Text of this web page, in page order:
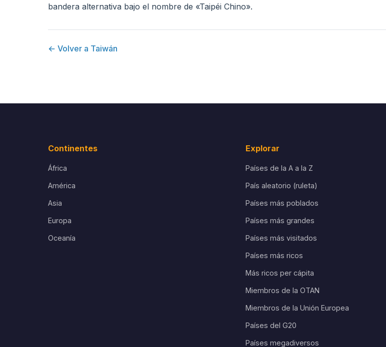
bandera alternativa bajo el nombre de «Taipéi Chino».
← Volver a Taiwán
Continentes
África
América
Asia
Europa
Oceanía
Explorar
Países de la A a la Z
País aleatorio (ruleta)
Países más poblados
Países más grandes
Países más visitados
Países más ricos
Más ricos per cápita
Miembros de la OTAN
Miembros de la Unión Europea
Países del G20
Países megadiversos